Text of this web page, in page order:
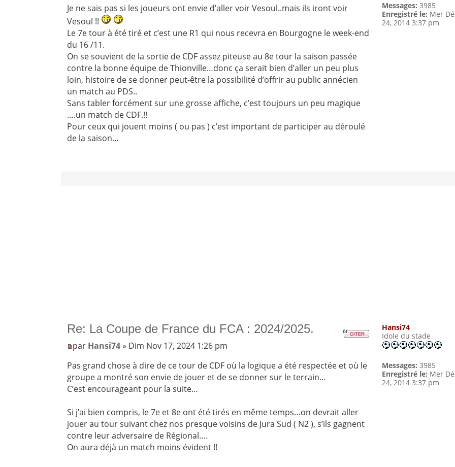
Je ne sais pas si les joueurs ont envie d’aller voir Vesoul..mais ils iront voir
Vesoul !!
Le 7e tour à été tiré et c’est une R1 qui nous recevra en Bourgogne le week-end
du 16 /11.
On se souvient de la sortie de CDF assez piteuse au 8e tour la saison passée
contre la bonne équipe de Thionville…donc ça serait bien d’aller un peu plus
loin, histoire de se donner peut-être la possibilité d’offrir au public annécien
un match au PDS..
Sans tabler forcément sur une grosse affiche, c’est toujours un peu magique
….un match de CDF.!!
Pour ceux qui jouent moins ( ou pas ) c’est important de participer au déroulé
de la saison…
Messages: 3985
Enregistré le: Mer
24, 2014 3:37 pm
Re: La Coupe de France du FCA : 2024/2025.
par Hansi74» Dim Nov 17, 2024 1:26 pm
Pas grand chose à dire de ce tour de CDF où la logique a été respectée et où le
groupe a montré son envie de jouer et de se donner sur le terrain…
C’est encourageant pour la suite…
Si j’ai bien compris, le 7e et 8e ont été tirés en même temps…on devrait aller
jouer au tour suivant chez nos presque voisins de Jura Sud ( N2 ), s’ils gagnent
contre leur adversaire de Régional….
On aura déjà un match moins évident !!
Hansi74
Idole du stade
Messages: 3985
Enregistré le: Mer
24, 2014 3:37 pm